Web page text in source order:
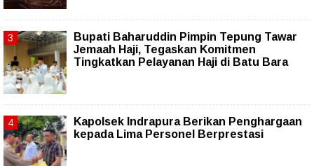
Bupati Baharuddin Pimpin Tepung Tawar
Jemaah Haji, Tegaskan Komitmen
Tingkatkan Pelayanan Haji di Batu Bara
Kapolsek Indrapura Berikan Penghargaan
kepada Lima Personel Berprestasi